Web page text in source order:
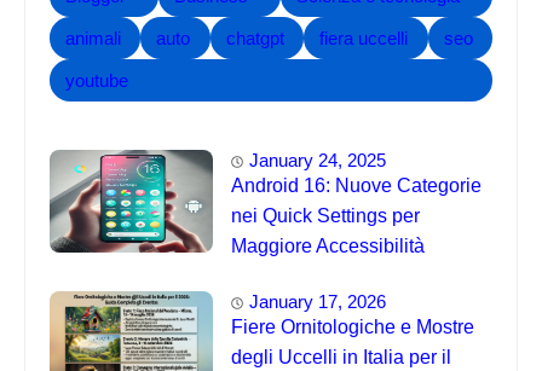
animali auto chatgpt fiera uccelli seo
youtube
January 24, 2025
Android 16: Nuove Categorie
nei Quick Settings per
Maggiore Accessibilità
January 17, 2026
Fiere Ornitologiche e Mostre
degli Uccelli in Italia per il